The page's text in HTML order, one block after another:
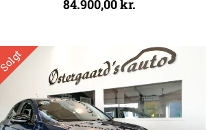
84.900,00kr.
Solgt